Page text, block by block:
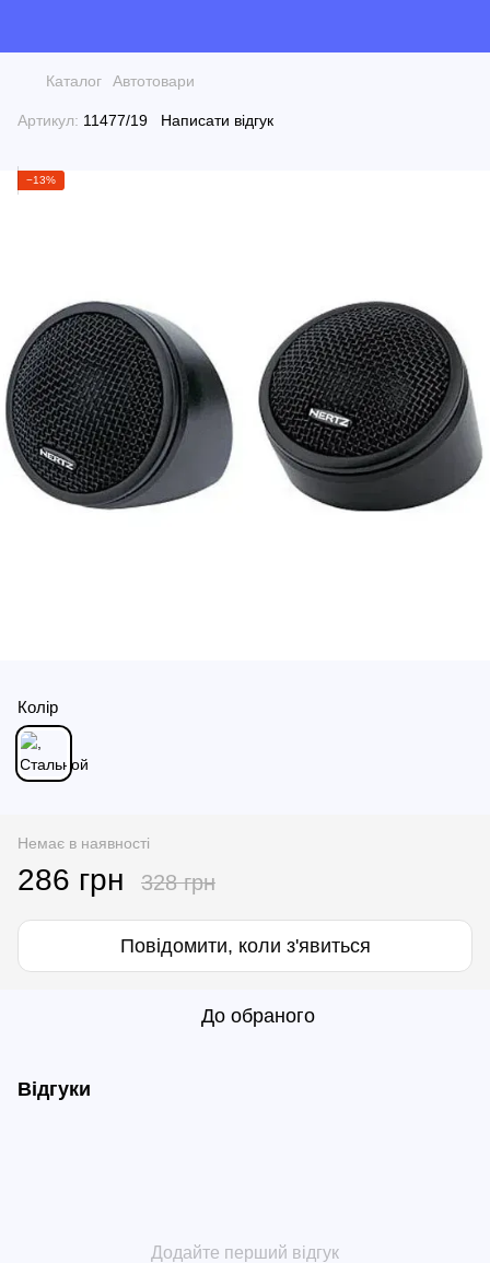
Каталог Автотовари
Артикул: 11477/19 Написати відгук
−13%
Колір
Немає в наявності
286 грн 328 грн
Повідомити, коли з'явиться
До обраного
Відгуки
Додайте перший відгук